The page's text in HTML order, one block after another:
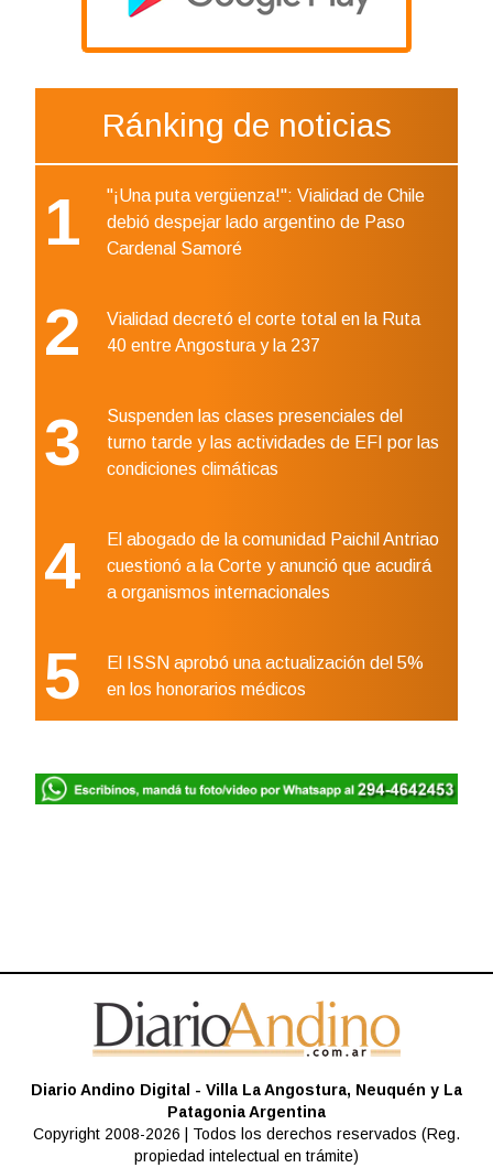
Ránking de noticias
1
"¡Una puta vergüenza!": Vialidad de Chile
debió despejar lado argentino de Paso
Cardenal Samoré
2
Vialidad decretó el corte total en la Ruta
40 entre Angostura y la 237
3
Suspenden las clases presenciales del
turno tarde y las actividades de EFI por las
condiciones climáticas
4
El abogado de la comunidad Paichil Antriao
cuestionó a la Corte y anunció que acudirá
a organismos internacionales
5
El ISSN aprobó una actualización del 5%
en los honorarios médicos
Diario Andino Digital - Villa La Angostura, Neuquén y La
Patagonia Argentina
Copyright 2008-2026 | Todos los derechos reservados (Reg.
propiedad intelectual en trámite)